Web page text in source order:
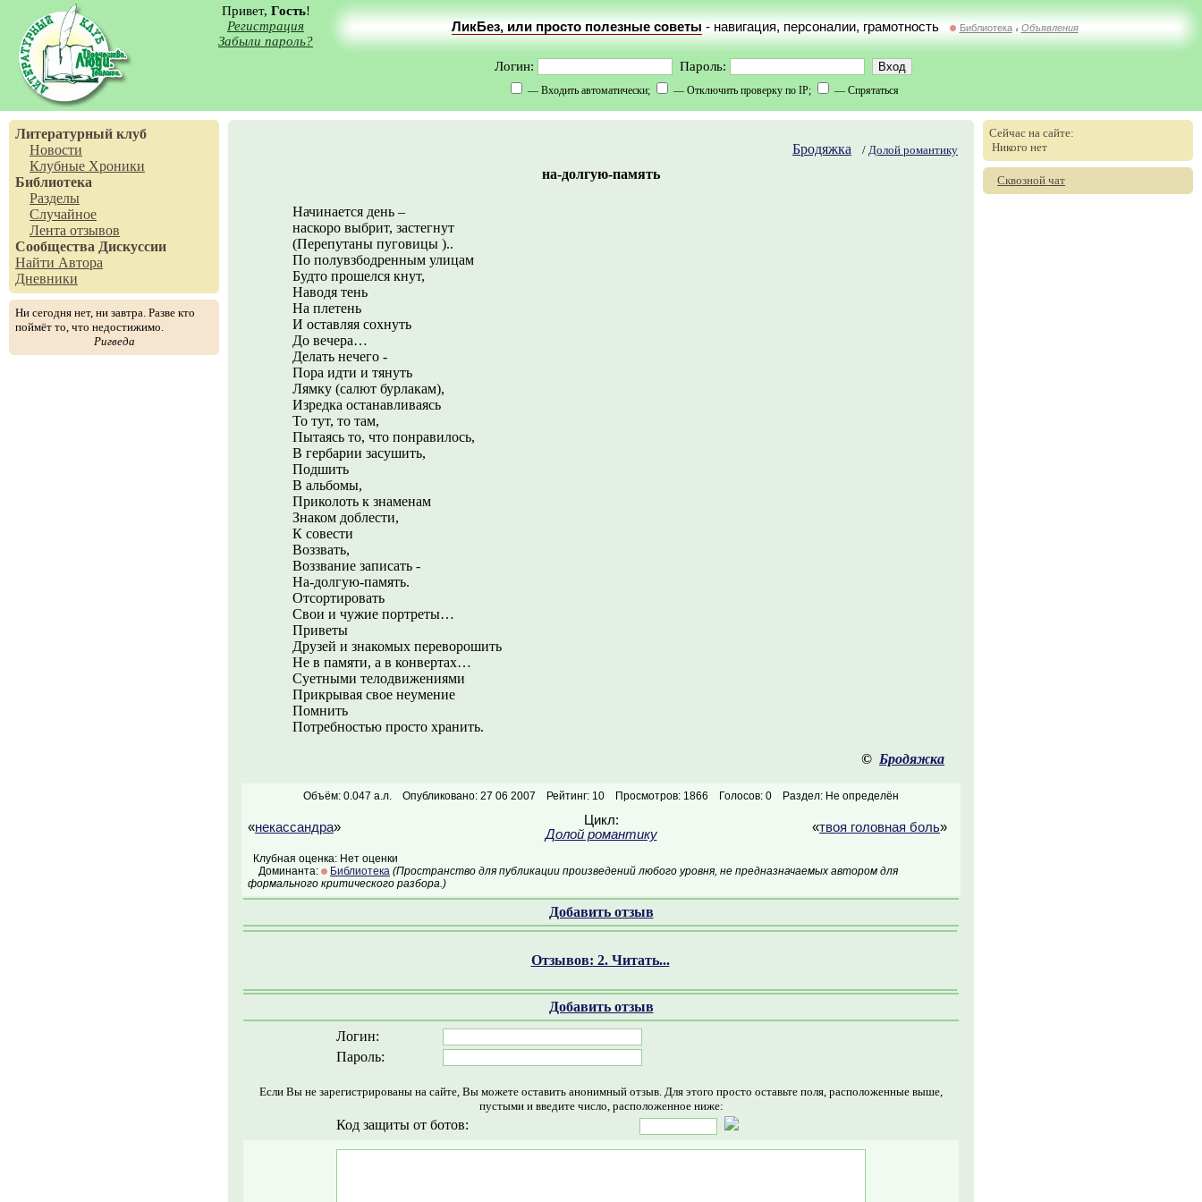
Привет, Гость!
Регистрация
Забыли пароль?
ЛикБез, или просто полезные советы - навигация, персоналии, грамотность Библиотека // Объявления
Логин: Пароль:
— Входить автоматически; — Отключить проверку по IP; — Спрятаться
Литературный клуб
Новости
Клубные Хроники
Библиотека
Разделы
Случайное
Лента отзывов
Сообщества Дискуссии
Найти Автора
Дневники
Ни сегодня нет, ни завтра. Разве кто
поймёт то, что недостижимо.
Ригведа
Бродяжка / Долой романтику
на-долгую-память
Начинается день –
наскоро выбрит, застегнут
(Перепутаны пуговицы )..
По полувзбодренным улицам
Будто прошелся кнут,
Наводя тень
На плетень
И оставляя сохнуть
До вечера…
Делать нечего -
Пора идти и тянуть
Лямку (салют бурлакам),
Изредка останавливаясь
То тут, то там,
Пытаясь то, что понравилось,
В гербарии засушить,
Подшить
В альбомы,
Приколоть к знаменам
Знаком доблести,
К совести
Воззвать,
Воззвание записать -
На-долгую-память.
Отсортировать
Свои и чужие портреты…
Приветы
Друзей и знакомых переворошить
Не в памяти, а в конвертах…
Суетными телодвижениями
Прикрывая свое неумение
Помнить
Потребностью просто хранить.
© Бродяжка
Объём: 0.047 а.л. Опубликовано: 27 06 2007 Рейтинг: 10 Просмотров: 1866 Голосов: 0 Раздел: Не определён
«некассандра»
Цикл:
Долой романтику
«твоя головная боль»
Клубная оценка: Нет оценки
Доминанта:
Библиотека (Пространство для публикации произведений любого уровня, не предназначаемых автором для
формального критического разбора.)
Добавить отзыв
Отзывов: 2. Читать...
Добавить отзыв
Логин:
Пароль:
Если Вы не зарегистрированы на сайте, Вы можете оставить анонимный отзыв. Для этого просто оставьте поля, расположенные выше,
пустыми и введите число, расположенное ниже:
Код защиты от ботов:
Сейчас на сайте:
Никого нет
Сквозной чат